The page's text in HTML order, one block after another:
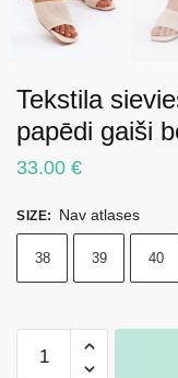
Tekstila
papēdi gaiši
33.00 €
SIZE: Nav atlases
38 39 40
sieviešu